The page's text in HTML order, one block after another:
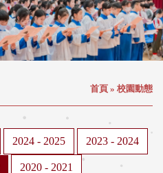
首頁 » 校園動態
2024 - 2025 2023 - 2024
2020 - 2021